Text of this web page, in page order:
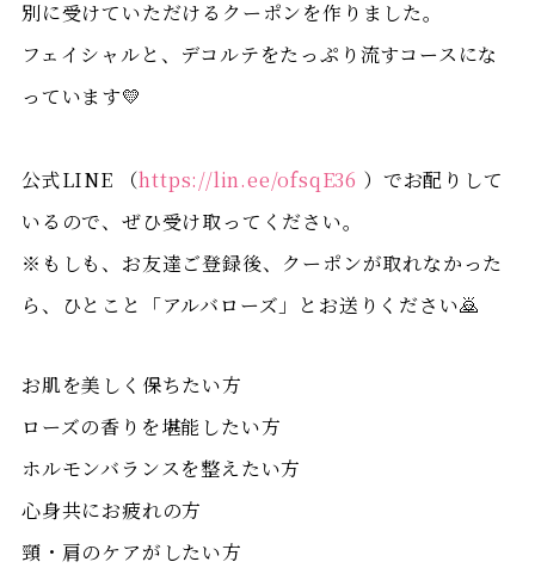
別に受けていただけるクーポンを作りました。
フェイシャルと、デコルテをたっぷり流すコースにな
っています💛
公式LINE （https://lin.ee/ofsqE36 ）でお配りして
いるので、ぜひ受け取ってください。
※もしも、お友達ご登録後、クーポンが取れなかった
ら、ひとこと「アルバローズ」とお送りください🙇
お肌を美しく保ちたい方
ローズの香りを堪能したい方
ホルモンバランスを整えたい方
心身共にお疲れの方
頸・肩のケアがしたい方